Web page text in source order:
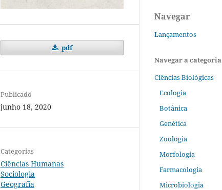
pdf
Publicado
junho 18, 2020
Categorias
Ciências Humanas
Sociologia
Geografia
Navegar
Lançamentos
Navegar a categoria
Ciências Biológicas
Ecologia
Botânica
Genética
Zoologia
Morfologia
Farmacologia
Microbiologia